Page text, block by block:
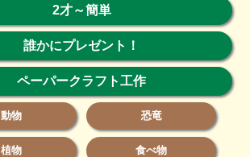
2才～簡単
誰かにプレゼント！
ペーパークラフト工作
動物 恐竜
植物 食べ物